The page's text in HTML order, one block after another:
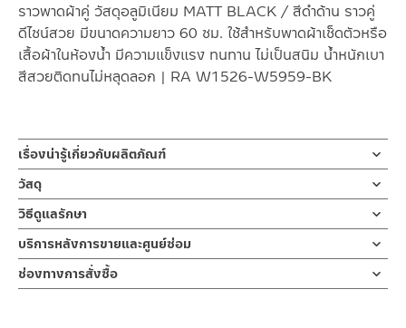
ราวพาดผ้าคู่ วัสดุอลูมิเนียม MATT BLACK / สีดำด้าน ราวคู่
ดีไซน์สวย มีขนาดความยาว 60 ซม. ใช้สำหรับพาดผ้าเช็ดตัวหรือ
เสื้อผ้าในห้องน้ำ มีความแข็งแรง ทนทาน ไม่เป็นสนิม น้ำหนักเบา
สีสวยติดทนไม่หลุดลอก | RA W1526-W5959-BK
เรื่องน่ารู้เกี่ยวกับผลิตภัณฑ์
ราวพาดผ้าเช็ดตัว แบบราวคู่ ขนาดความยาว 60 ซม. ผลิตจากวัสดุ อลู
มิเนียม สี MATT BLACK / ดำด้าน
ออกแบบเข้ากับห้องน้ำได้ทุกสไตล์วัสดุอลูมิเนียมมีน้ำหนักเบา ทนทาน
ไม่เป็นสนิม มาพร้อมชุดน๊อตยึด
สามารถใช้พาดผ้าเช็ดตัว เสื้อผ้า หรือ ผ้าเช็ดมือ ผลิตจากวัสดุอลูมิเนียม
คุณภาพดีเยี่ยม มีความแข็งแรง ทนทาน
วัสดุ
ผลิตจากอลูมิเนียม
มีความมีความแข็งแรง ทนทาน สีสวยติดทนไม่หลุดลอก ง่ายต่อการ
ทำความสะอาด น้ำหนักเบา
วิธีดูแลรักษา
คำแนะนำในการดูแลรักษาผลิตภัณฑ์
1. ไม่ทำสินค้าให้เกิดความเสียหายอื่น ๆ นอกจากการใช้งานปกติ เช่นไม่
ทำตก ไม่งัดหรือโยกสินค้าแรงๆ
2. ทำความสะอาดสินค้าโดยการใช้ผ้านุ่มๆชุบน้ำหมาดๆแล้วเช็ดให้แห้ง
บริการหลังการขายและศูนย์ซ่อม
ช่องทางออนไลน์
– Email: contact@charnpaiboon.com
ช่องทางการสั่งซื้อ